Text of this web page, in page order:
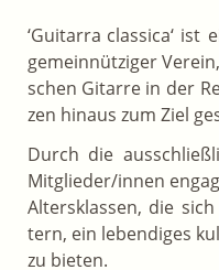
‘Guitarra classica‘ ist
gemeinnützigerVerein,
schen Gitarre in der
zen hinaus zum Ziel
Durch die
Mitglieder/innen
Altersklassen, die sich
tern, ein lebendiges
zu bieten.